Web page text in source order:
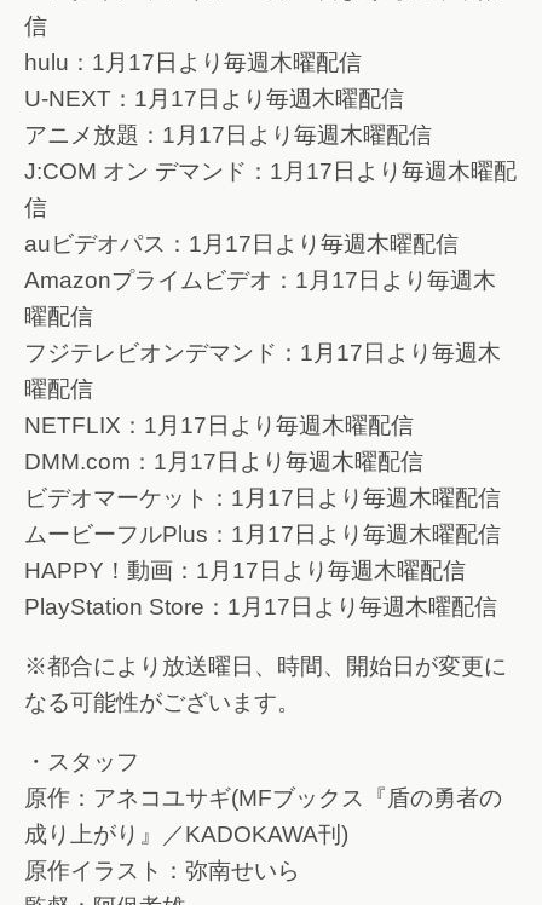
信
hulu：1月17日より毎週木曜配信
U-NEXT：1月17日より毎週木曜配信
アニメ放題：1月17日より毎週木曜配信
J:COM オン デマンド：1月17日より毎週木曜配
信
auビデオパス：1月17日より毎週木曜配信
Amazonプライムビデオ：1月17日より毎週木
曜配信
フジテレビオンデマンド：1月17日より毎週木
曜配信
NETFLIX：1月17日より毎週木曜配信
DMM.com：1月17日より毎週木曜配信
ビデオマーケット：1月17日より毎週木曜配信
ムービーフルPlus：1月17日より毎週木曜配信
HAPPY！動画：1月17日より毎週木曜配信
PlayStation Store：1月17日より毎週木曜配信
※都合により放送曜日、時間、開始日が変更に
なる可能性がございます。
・スタッフ
原作：アネコユサギ(MFブックス『盾の勇者の
成り上がり』／KADOKAWA刊)
原作イラスト：弥南せいら